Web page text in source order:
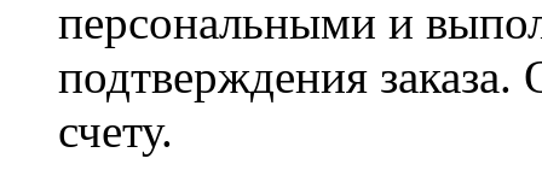
персональными и
подтверждения заказа.
счету.